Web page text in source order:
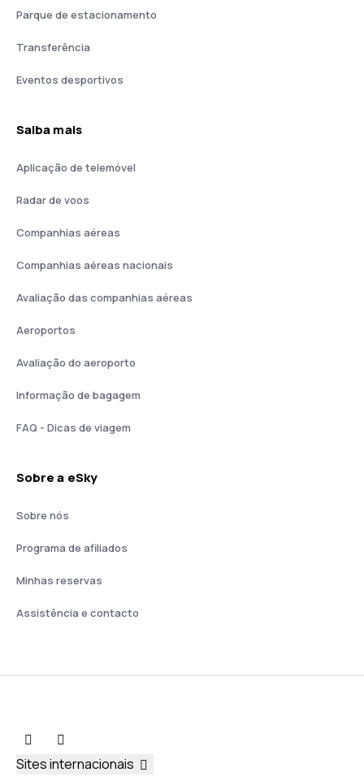
Parque de estacionamento
Transferência
Eventos desportivos
Saiba mais
Aplicação de telemóvel
Radar de voos
Companhias aéreas
Companhias aéreas nacionais
Avaliação das companhias aéreas
Aeroportos
Avaliação do aeroporto
Informação de bagagem
FAQ - Dicas de viagem
Sobre a eSky
Sobre nós
Programa de afiliados
Minhas reservas
Assistência e contacto
Sites internacionais